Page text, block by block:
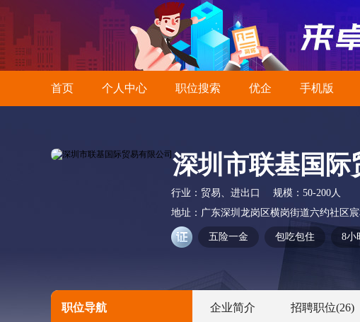
首页 个人中心 职位搜索 优企 手机版
深圳市联基国际
行业： 贸易、进出口 规模： 50-200人
地址： 广东深圳龙岗区横岗街道六约社区
五险一金 包吃包住 8小
职位导航 企业简介 招聘职位(26)